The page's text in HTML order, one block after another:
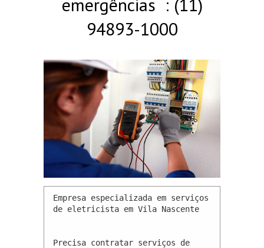
emergências : (11)
94893-1000
Empresa especializada em serviços
de eletricista em Vila Nascente
Precisa contratar serviços de